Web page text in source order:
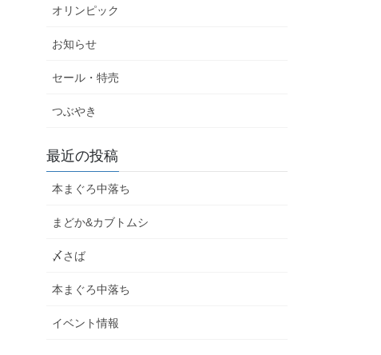
オリンピック
お知らせ
セール・特売
つぶやき
最近の投稿
本まぐろ中落ち
まどか&カブトムシ
〆さば
本まぐろ中落ち
イベント情報